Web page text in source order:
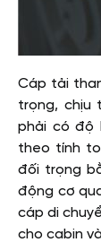
Cáp tải
trọng, chịu
phải có độ
theo tính
đối trọng
động cơ
cáp di
cho cabin